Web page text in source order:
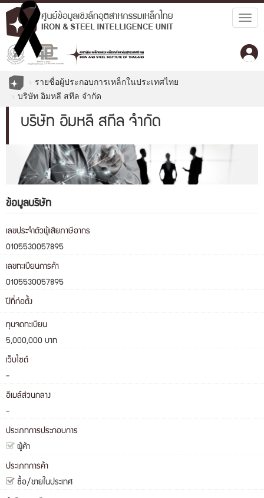
รายชื่อผู้ประกอบการเหล็กในประเทศไทย
บริษัท อิมหลี สทีล จำกัด
บริษัท อิมหลี สทีล จำกัด
ข้อมูลบริษัท
เลขประจำตัวผู้เสียภาษีอากร
0105530057895
เลขทะเบียนการค้า
0105530057895
ปีที่ก่อตั้ง
ทุนจดทะเบียน
5,000,000 บาท
เว็บไซต์
-
อีเมล์ส่วนกลาง
-
ประเภทการประกอบการ
ผู้ค้า
ประเภทการค้า
ซื้อ/ขายในประเทศ